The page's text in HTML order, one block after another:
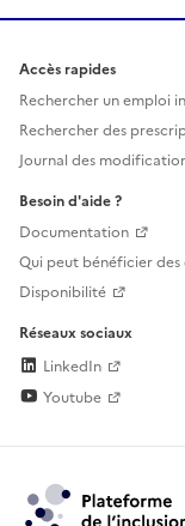
Accès rapides
Rechercher un emploi
Rechercher des
Journal des
Besoin d'aide ?
Documentation
Qui peut bénéficier
Disponibilité
Réseaux sociaux
LinkedIn
Youtube